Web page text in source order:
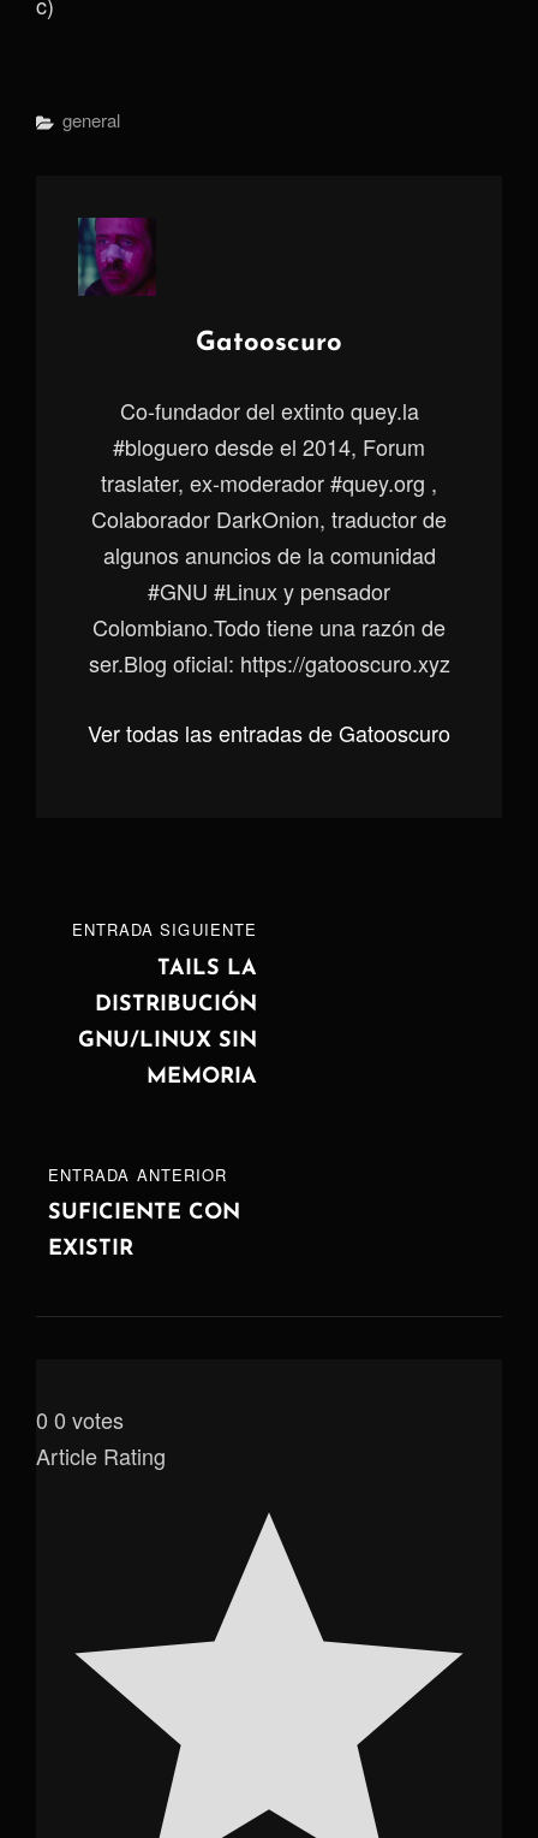
Categorías
General
Autor:
Gatooscuro
Co-fundador del extinto quey.la
#bloguero desde el 2014, Forum
traslater, ex-moderador #quey.org ,
Colaborador DarkOnion, traductor de
algunos anuncios de la comunidad
#GNU #Linux y pensador
Colombiano.Todo tiene una razón de
ser.Blog oficial: https://gatooscuro.xyz
Ver todas las entradas de Gatooscuro
Navegación
entradas
ENTRADA
ANTERIOR
ENTRADA ANTERIOR
SUFICIENTE CON
EXISTIR
ENTRADA
SIGUIENTE
ENTRADA SIGUIENTE
TAILS LA
DISTRIBUCIÓN
GNU/LINUX SIN
MEMORIA
0 0 votes
Article Rating